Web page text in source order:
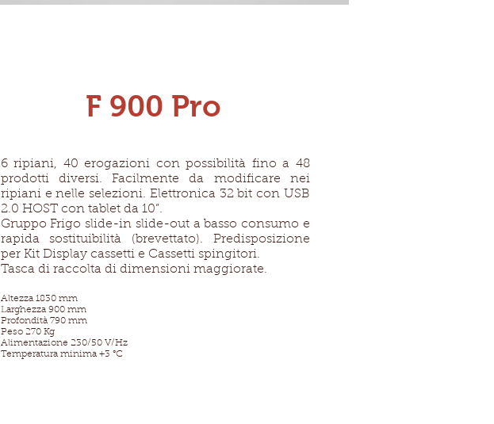
F 900 Pro
6 ripiani, 40 erogazioni con possibilità fino a 48
prodotti diversi. Facilmente da modificare nei
ripiani e nelle selezioni. Elettronica 32 bit con USB
2.0 HOST con tablet da 10”.
Gruppo Frigo slide-in slide-out a basso consumo e
rapida sostituibilità (brevettato). Predisposizione
per Kit Display cassetti e Cassetti spingitori.
Tasca di raccolta di dimensioni maggiorate.
Altezza 1830 mm
Larghezza 900 mm
Profondità 790 mm
Peso 270 Kg
Alimentazione 230/50 V/Hz
Temperatura minima +3 °C